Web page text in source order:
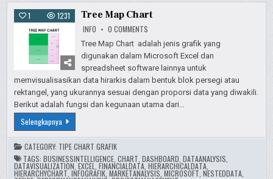
1 1231 Tree Map Chart
INFO 0 COMMENTS
MAP
CHART
Tree Map Chart adalah jenis grafik yang
digunakan dalam Microsoft Excel dan
spreadsheet software lainnya untuk
memvisualisasikan data hirarkis dalam bentuk blok persegi atau
rektangel, yang ukurannya sesuai dengan proporsi data yang diwakili.
Berikut adalah fungsi dan kegunaan utama dari…
Selengkapnya Tree
Map
Chart
CATEGORY: TIPE CHART GRAFIK
TAGS:BUSINESSINTELLIGENCE ,CHART ,DASHBOARD ,DATAANALYSIS
DATAVISUALIZATION ,EXCEL ,FINANCIALDATA ,HIERARCHICALDATA
HIERARCHYCHART ,INFOGRAFIK ,MARKETANALYSIS ,MICROSOFT ,NESTEDDATA